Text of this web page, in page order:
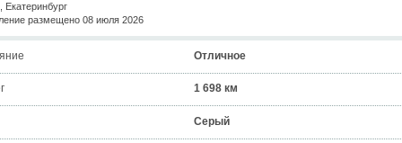
Екатеринбург
размещено 08 июля 2026
Отличное
1 698 км
Серый